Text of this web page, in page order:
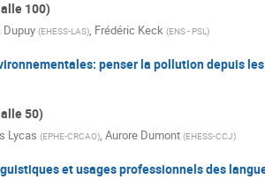
100)
Dupuy (EHESS-LAS), Frédéric Keck (ENS - PSL)
penser la pollution depuis
50)
Lycas (EPHE-CRCAO), Aurore Dumont (EHESS-CCJ)
et usages professionnels des